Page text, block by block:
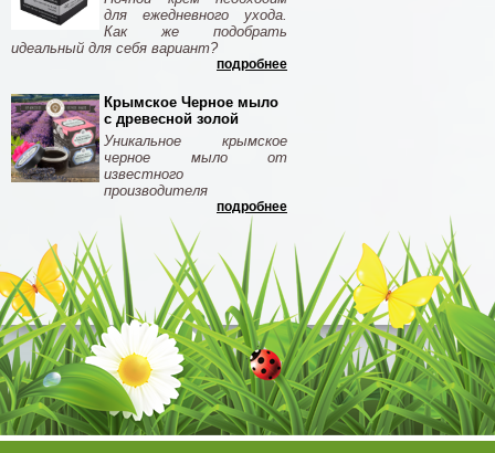
для ежедневного ухода.
Как же подобрать
идеальный для себя вариант?
подробнее
Крымское Черное мыло
с древесной золой
Уникальное крымское
черное мыло от
известного
производителя
подробнее